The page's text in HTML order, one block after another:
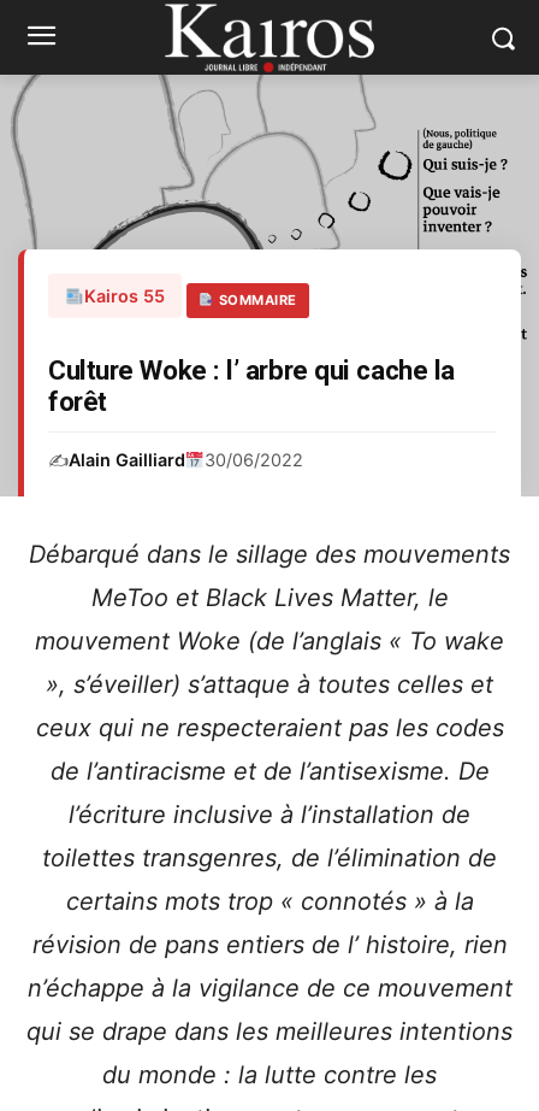
Kairos 55 SOMMAIRE
Culture Woke : l’ arbre qui cache la
forêt
✍️Alain Gailliard 30/06/2022
Débarqué dans le sillage des mouvements
MeToo et Black Lives Matter, le
mouvement Woke (de l’anglais « To wake
», s’éveiller) s’attaque à toutes celles et
ceux qui ne respecteraient pas les codes
de l’antiracisme et de l’antisexisme. De
l’écriture inclusive à l’installation de
toilettes transgenres, de l’élimination de
certains mots trop « connotés » à la
révision de pans entiers de l’ histoire, rien
n’échappe à la vigilance de ce mouvement
qui se drape dans les meilleures intentions
du monde : la lutte contre les